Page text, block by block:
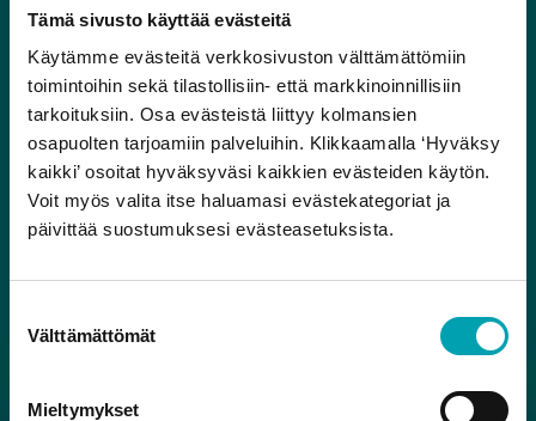
Tämä sivusto käyttää evästeitä
Käytämme evästeitä verkkosivuston välttämättömiin
toimintoihin sekä tilastollisiin- että markkinoinnillisiin
tarkoituksiin. Osa evästeistä liittyy kolmansien
osapuolten tarjoamiin palveluihin. Klikkaamalla ‘Hyväksy
kaikki’ osoitat hyväksyväsi kaikkien evästeiden käytön.
Voit myös valita itse haluamasi evästekategoriat ja
päivittää suostumuksesi evästeasetuksista.
valinta
Välttämättömät
Mieltymykset
Osallistu arvontaan ja
voita liput
livelähetykseen!